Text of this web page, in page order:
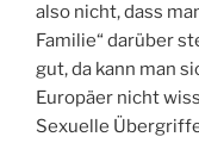
also nicht, dass
Familie“ darüber
gut, da kann man
Europäer nicht
Sexuelle